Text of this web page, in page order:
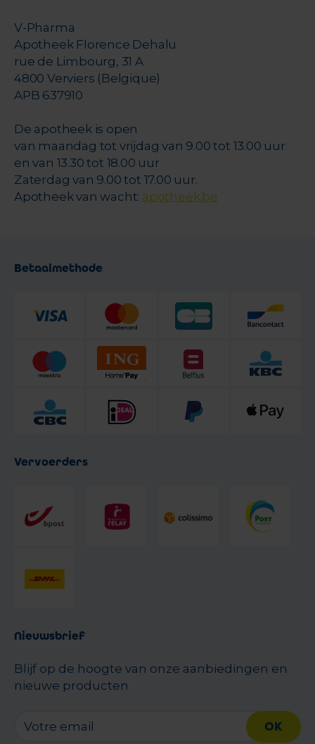
V-Pharma
Apotheek Florence Dehalu
rue de Limbourg, 31 A
4800 Verviers (Belgique)
APB 637910
De apotheek is open
van maandag tot vrijdag van 9.00 tot 13.00 uur
en van 13.30 tot 18.00 uur
Zaterdag van 9.00 tot 17.00 uur.
Apotheek van wacht: apotheek.be
Betaalmethode
Vervoerders
Nieuwsbrief
Blijf op de hoogte van onze aanbiedingen en
nieuwe producten
OK